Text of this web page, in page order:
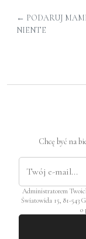
← PODARUJ
NIENTE
Chcę być na
Administratorem
Światowida 15, 81-543
o